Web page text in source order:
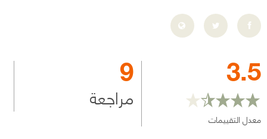
3.5
معدل التقييمات
9
مراجعة